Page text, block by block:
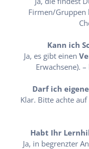
Firmen/Gruppen
Kann ich
Ja, es gibt einen
Erwachsene).
Darf ich
Klar. Bitte achte
Habt Ihr
Ja, in begrenzter